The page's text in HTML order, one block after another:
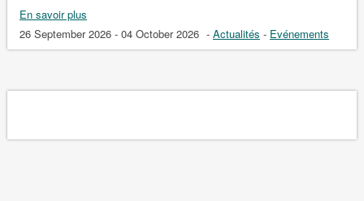
En savoir plus
26 September 2026 - 04 October 2026 - Actualités - Evénements